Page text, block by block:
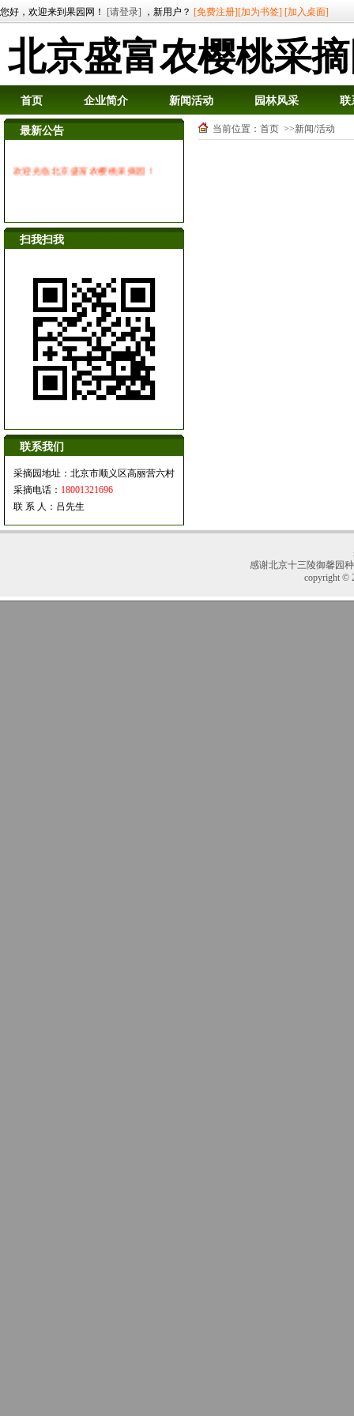
您好，欢迎来到果园网！ [请登录] ，新用户？ [免费注册][加为书签] [加入桌面]
北京盛富农樱桃采
首页 企业简介 新闻活动 园林风采 联
当前位置： 首页 >>新闻/活动
最新公告
欢迎光临北京盛富农樱桃采摘园！
扫我扫我
联系我们
采摘园地址：北京市顺义区高丽营六村
采摘电话： 18001321696
联 系 人：吕先生
感谢北京十三陵御馨园
copyright ©